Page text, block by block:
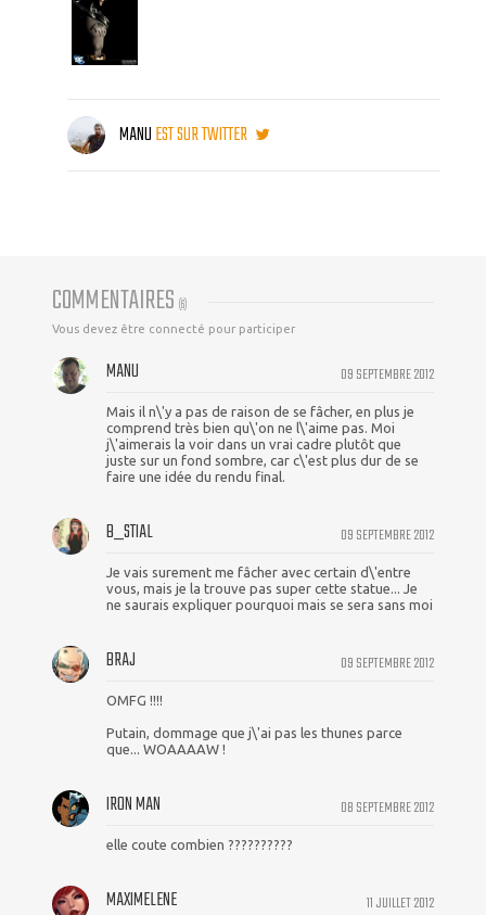
MANUEST SUR TWITTER
COMMENTAIRES (6)
Vous devez être connecté pour participer
09 SEPTEMBRE 2012
MANU
Mais il n\'y a pas de raison de se fâcher, en plus je
comprend très bien qu\'on ne l\'aime pas. Moi
j\'aimerais la voir dans un vrai cadre plutôt que
juste sur un fond sombre, car c\'est plus dur de se
faire une idée du rendu final.
09 SEPTEMBRE 2012
B_STIAL
Je vais surement me fâcher avec certain d\'entre
vous, mais je la trouve pas super cette statue... Je
ne saurais expliquer pourquoi mais se sera sans moi
09 SEPTEMBRE 2012
BRAJ
OMFG !!!!
Putain, dommage que j\'ai pas les thunes parce
que... WOAAAAW !
08 SEPTEMBRE 2012
IRON MAN
elle coute combien ??????????
11 JUILLET 2012
MAXIMELENE